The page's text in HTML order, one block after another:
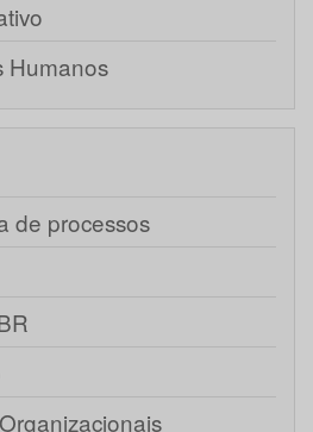
Humanos
de processos